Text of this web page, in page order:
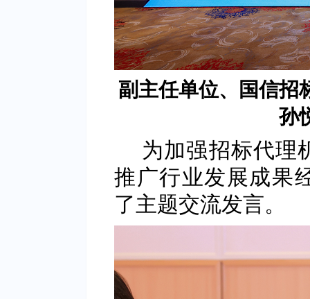
副主任单位、国信招
孙
为加强招标代理
推广行业发展成果
了主题交流发言。